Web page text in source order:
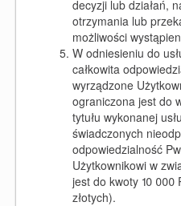
decyzji lub działań,
otrzymania lub
możliwości
W odniesieniu do
całkowita
wyrządzone
ograniczona jest do
tytułu wykonanej
świadczonych
odpowiedzialność
Użytkownikowi w
jest do kwoty 10 000
złotych).